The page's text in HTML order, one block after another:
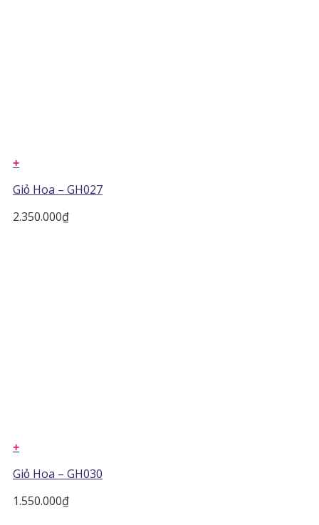
+
Giỏ Hoa – GH027
2.350.000₫
+
Giỏ Hoa – GH030
1.550.000₫